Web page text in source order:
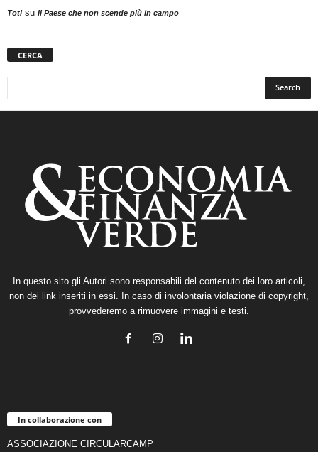
Totisu Il Paese che non scende più in campo
CERCA
In questo sito gli Autori sono responsabili del contenuto dei loro articoli,
non dei link inseriti in essi. In caso di involontaria violazione di copyright,
provvederemo a rimuovere immagini e testi.
In collaborazione con
ASSOCIAZIONE CIRCULARCAMP